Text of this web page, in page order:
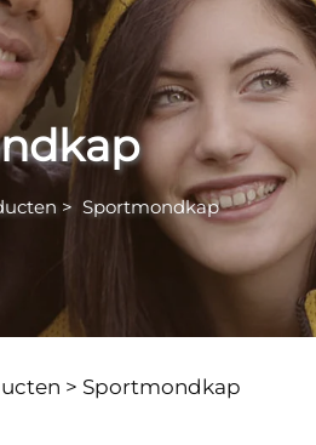
> Sportmondkap
> Sportmondkap